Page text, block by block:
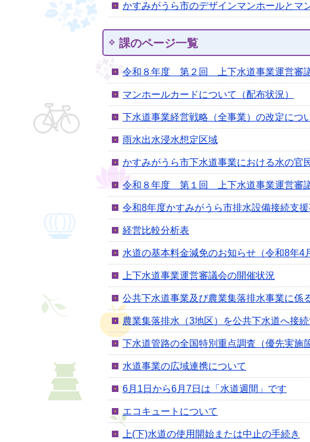
かすみがうら市のデザインマンホールとマ
課のページ一覧
令和８年度 第２回 上下水道事業運営審
マンホールカードについて（配布状況）
下水道事業経営戦略（全事業）の改定につ
雨水出水浸水想定区域
かすみがうら市下水道事業における水の官
令和８年度 第１回 上下水道事業運営審
令和8年度かすみがうら市排水設備接続支
経営比較分析表
水道の基本料金減免のお知らせ（令和8年4
上下水道事業運営審議会の開催状況
公共下水道事業及び農業集落排水事業に係
農業集落排水（3地区）を公共下水道へ接
下水道管路の全国特別重点調査（優先実施
水道事業の広域連携について
6月1日から6月7日は「水道週間」です
エコキュートについて
上(下)水道の使用開始または中止の手続き